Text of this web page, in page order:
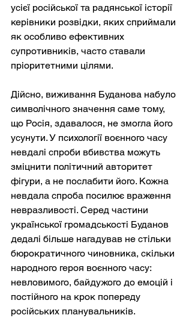
усієї російської та радянської історії
керівники розвідки, яких сприймали
як особливо ефективних
супротивників, часто ставали
пріоритетними цілями.
Дійсно, виживання Буданова набуло
символічного значення саме тому,
що Росія, здавалося, не змогла його
усунути. У психології воєнного часу
невдалі спроби вбивства можуть
зміцнити політичний авторитет
фігури, а не послабити його. Кожна
невдала спроба посилює враження
невразливості. Серед частини
української громадськості Буданов
дедалі більше нагадував не стільки
бюрократичного чиновника, скільки
народного героя воєнного часу:
невловимого, байдужого до емоцій і
постійного на крок попереду
російських планувальників.